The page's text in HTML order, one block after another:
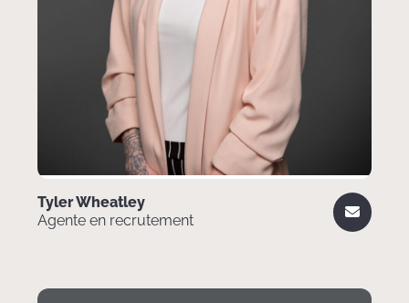
Tyler Wheatley
Agente en recrutement